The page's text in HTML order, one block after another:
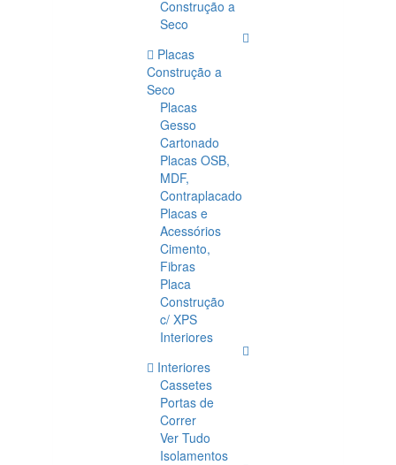
Construção a
Seco
Placas
Construção a
Seco
Placas
Gesso
Cartonado
Placas OSB,
MDF,
Contraplacado
Placas e
Acessórios
Cimento,
Fibras
Placa
Construção
c/ XPS
Interiores
Interiores
Cassetes
Portas de
Correr
Ver Tudo
Isolamentos